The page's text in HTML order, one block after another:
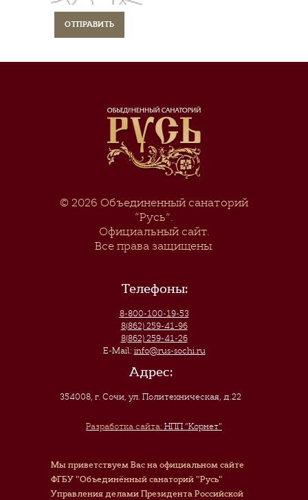
© 2026 Объединенный санаторий
“Русь”.
Официальный сайт.
Все права защищены.
Телефоны:
8-800-100-19-53
8(862) 259-41-96
8(862) 259-41-26
E-Mail: info@rus-sochi.ru
Адрес:
354008, г. Сочи,ул. Политехническая, д.22
Разработка сайта: НПП "Корнет"
Мы приветствуем Вас на официальном сайте
ФГБУ "Объединённый санаторий "Русь"
Управления делами Президента Российской